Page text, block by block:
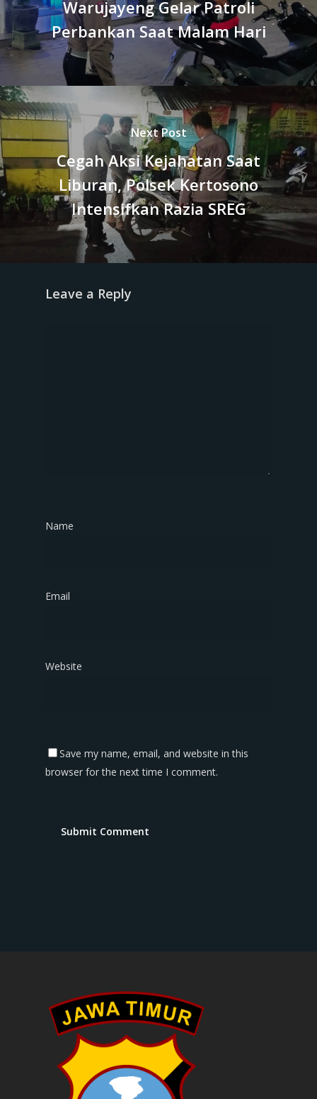
Warujayeng Gelar Patroli
Perbankan Saat Malam Hari
Next Post
Cegah Aksi Kejahatan Saat
Liburan, Polsek Kertosono
Intensifkan Razia SREG
Leave a Reply
Name
Email
Website
Save my name, email, and website in this
browser for the next time I comment.